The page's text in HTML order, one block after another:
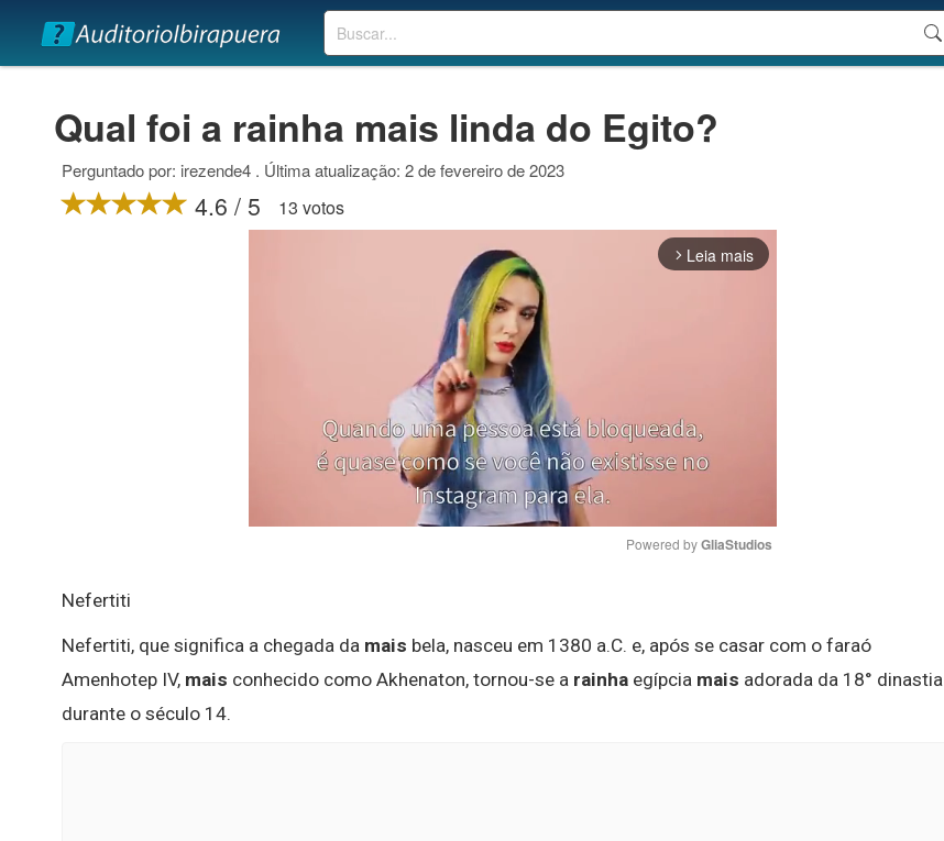
Buscar
Qual foi a rainha mais linda do Egito?
Perguntado por: irezende4 . Última atualização: 2 de fevereiro de 2023
4.6 / 5 13 votos
arrow_forward_ios Leia mais
Powered by GliaStudios
Nefertiti
Nefertiti, que significa a chegada da mais bela, nasceu em 1380 a.C. e, após se casar com o faraó
Amenhotep IV, mais conhecido como Akhenaton, tornou-se a rainha egípcia mais adorada da 18° dinastia
durante o século 14.